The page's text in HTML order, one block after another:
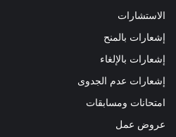
الاستشارات
إشعارات بالمنح
إشعارات بالإلغاء
إشعارات عدم الجدوى
امتحانات ومسابقات
عروض عمل